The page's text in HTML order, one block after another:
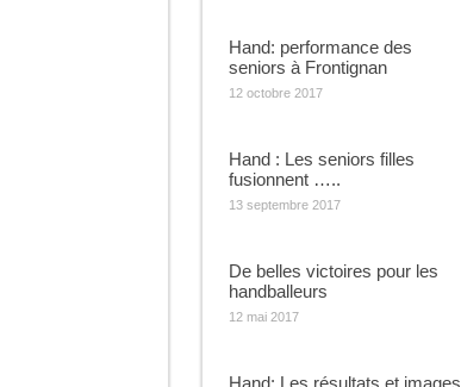
Hand: performance des
seniors à Frontignan
12 octobre 2017
Hand : Les seniors filles
fusionnent …..
13 septembre 2017
De belles victoires pour les
handballeurs
12 mai 2017
Hand: Les résultats et images